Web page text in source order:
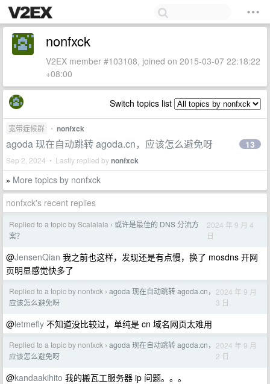
nonfxck
V2EX member #103108, joined on 2015-03-07 22:18:22
+08:00
Switch topics list
宽带症候群 • nonfxck
agoda 现在自动跳转 agoda.cn，应该怎么避免呀
Sep 2, 2024 • Lastly replied bynonfxck
13
» More topics by nonfxck
nonfxck's recent replies
Replied to a topic by Scalalala › 或许是最佳的 DNS 分流方
案？
2024 年 9 月 4
日
@JensenQian 我之前也这样，发现还是有点慢，换了 mosdns 开网
页明显感觉快多了
Replied to a topic by nonfxck › agoda 现在自动跳转 agoda.cn，
应该怎么避免呀
2024 年 9 月
3 日
@letmefly 不知道没比较过，单纯是 cn 域名网页太难用
Replied to a topic by nonfxck › agoda 现在自动跳转 agoda.cn，
应该怎么避免呀
2024 年 9 月
2 日
@kandaakihito 我的搬瓦工服务器 ip 问题。。。